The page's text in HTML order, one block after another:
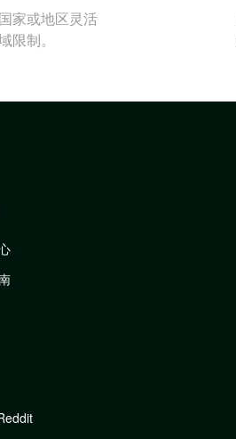
家或地区灵活
限制。